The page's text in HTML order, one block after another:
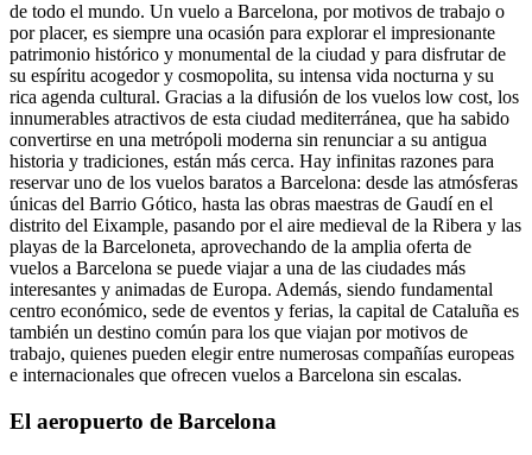
de todo el mundo. Un vuelo a Barcelona, por motivos de trabajo o
por placer, es siempre una ocasión para explorar el impresionante
patrimonio histórico y monumental de la ciudad y para disfrutar de
su espíritu acogedor y cosmopolita, su intensa vida nocturna y su
rica agenda cultural. Gracias a la difusión de los vuelos low cost, los
innumerables atractivos de esta ciudad mediterránea, que ha sabido
convertirse en una metrópoli moderna sin renunciar a su antigua
historia y tradiciones, están más cerca. Hay infinitas razones para
reservar uno de los vuelos baratos a Barcelona: desde las atmósferas
únicas del Barrio Gótico, hasta las obras maestras de Gaudí en el
distrito del Eixample, pasando por el aire medieval de la Ribera y las
playas de la Barceloneta, aprovechando de la amplia oferta de
vuelos a Barcelona se puede viajar a una de las ciudades más
interesantes y animadas de Europa. Además, siendo fundamental
centro económico, sede de eventos y ferias, la capital de Cataluña es
también un destino común para los que viajan por motivos de
trabajo, quienes pueden elegir entre numerosas compañías europeas
e internacionales que ofrecen vuelos a Barcelona sin escalas.
El aeropuerto de Barcelona